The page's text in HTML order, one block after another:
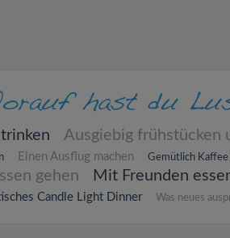
Ausgiebig frühstücken
Einen Ausflug machen Gemütlich
gehen Mit Freunden
Candle Light Dinner Was neues